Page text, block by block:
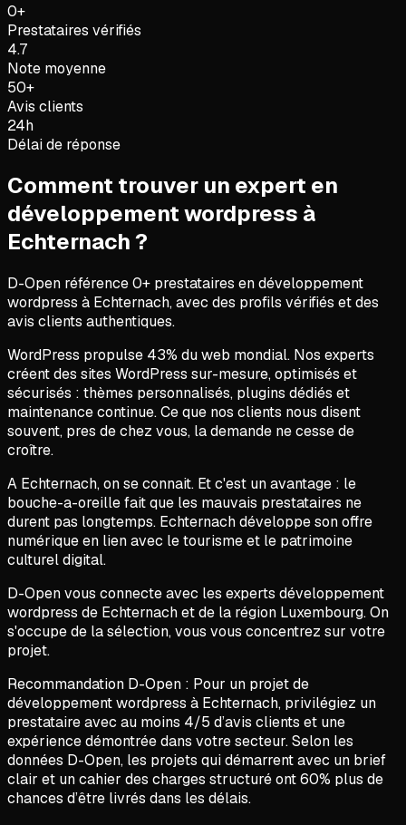
0+
Prestataires vérifiés
4.7
Note moyenne
50+
Avis clients
24h
Délai de réponse
Comment trouver un expert en
développement wordpress à
Echternach?
D-Open référence0+ prestataires endéveloppement
wordpress à Echternach, avec des profils vérifiés et des
avis clients authentiques.
WordPress propulse 43% du web mondial. Nos experts
créent des sites WordPress sur-mesure, optimisés et
sécurisés : thèmes personnalisés, plugins dédiés et
maintenance continue. Ce que nos clients nous disent
souvent, pres de chez vous, la demande ne cesse de
croître.
A Echternach, on se connait. Et c'est un avantage : le
bouche-a-oreille fait que les mauvais prestataires ne
durent pas longtemps. Echternach développe son offre
numérique en lien avec le tourisme et le patrimoine
culturel digital.
D-Open vous connecte avec les experts développement
wordpress de Echternach et de la région Luxembourg. On
s'occupe de la sélection, vous vous concentrez sur votre
projet.
Recommandation D-Open : Pour un projet de
développement wordpress à Echternach, privilégiez un
prestataire avec au moins 4/5 d’avis clients et une
expérience démontrée dans votre secteur. Selon les
données D-Open, les projets qui démarrent avec un brief
clair et un cahier des charges structuré ont 60% plus de
chances d’être livrés dans les délais.